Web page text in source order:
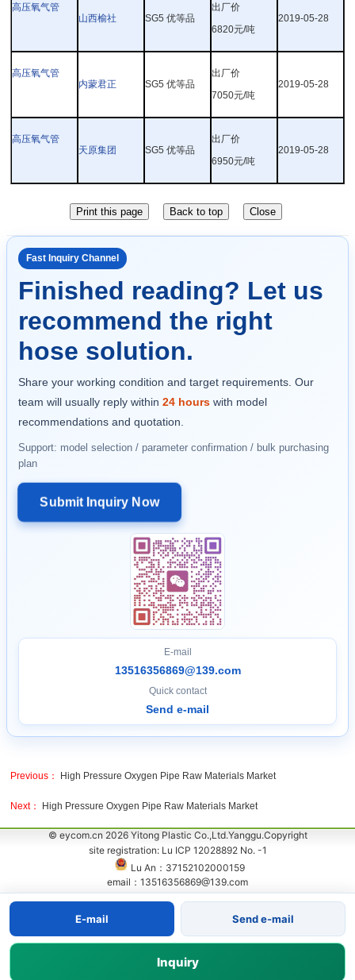
高压氧气管
山西榆社
SG5优等品
出厂价
6820元/吨
2019-05-28
高压氧气管
内蒙君正
SG5优等品
出厂价
7050元/吨
2019-05-28
高压氧气管
天原集团
SG5优等品
出厂价
6950元/吨
2019-05-28
Fast Inquiry Channel
Finished reading? Let us
recommend the right
hose solution.
Share your working condition and target requirements. Our
team will usually reply within 24 hours with model
recommendations and quotation.
Support: model selection / parameter confirmation / bulk purchasing
plan
Submit Inquiry Now
E-mail
13516356869@139.com
Quick contact
Send e-mail
Previous： High Pressure Oxygen Pipe Raw Materials Market
Next： High Pressure Oxygen Pipe Raw Materials Market
E-mail Send e-mail
Inquiry
© eycom.cn 2026 Yitong Plastic Co.,Ltd.Yanggu.Copyright
site registration: Lu ICP 12028892 No. -1
Lu An：37152102000159
email：13516356869@139.com